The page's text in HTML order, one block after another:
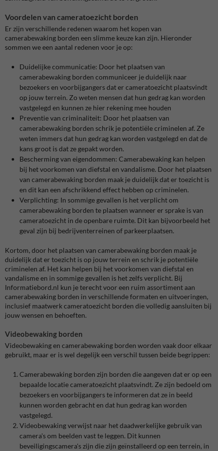
Voordelen van cameratoezicht borden
Er zijn verschillende redenen waarom het kopen van
camerabewaking borden een slimme keuze kan zijn. Hieronder
sommen we een aantal redenen voor je op:
Duidelijke communicatie: Door het plaatsen van
camerabewaking borden communiceer je duidelijk naar
bezoekers en voorbijgangers dat er cameratoezicht plaatsvindt
op jouw terrein. Zo weten mensen dat hun gedrag kan worden
vastgelegd en kunnen ze hier rekening mee houden
Preventie van criminaliteit: Door het plaatsen van
camerabewaking borden schrik je potentiële criminelen af. Ze
weten immers dat hun gedrag kan worden vastgelegd en dat de
kans groot is dat ze gepakt worden.
Bescherming van eigendommen: Camerabewaking kan helpen
bij het voorkomen van diefstal en vandalisme. Door het plaatsen
van camerabewaking borden maak je duidelijk dat er toezicht is
en dit kan een afschrikkend effect hebben op criminelen.
Verplichting: In sommige gevallen is het verplicht om
camerabewaking borden te plaatsen wanneer er sprake is van
cameratoezicht in de openbare ruimte. Dit kan bijvoorbeeld het
geval zijn bij bedrijventerreinen of parkeerplaatsen.
Kortom, door het plaatsen van camerabewaking borden maak je
duidelijk dat er toezicht is op jouw terrein en schrik je potentiële
criminelen af. Het kan helpen bij het voorkomen van diefstal en
vandalisme en in sommige gevallen is het zelfs verplicht. Bij
Informatiebord.nl kun je terecht voor een ruim assortiment aan
camerabewaking borden in verschillende formaten en uitvoeringen,
inclusief maatwerk cameratoezicht borden die volledig aansluiten bij
jouw wensen en behoeften.
Videobewaking borden
Videobewaking en camerabewaking borden worden vaak door elkaar
gebruikt, maar er is wel degelijk een verschil tussen beide begrippen:
Camerabewaking borden zijn borden die aangeven dat er op een
bepaalde locatie cameratoezicht plaatsvindt. Ze zijn bedoeld om
bezoekers en voorbijgangers te informeren dat ze in beeld
kunnen worden gebracht en dat hun gedrag kan worden
vastgelegd.
Videobewaking verwijst naar het daadwerkelijke gebruik van
camera's om beelden vast te leggen. Dit kunnen
beveiligingscamera's zijn die zijn geïnstalleerd op een terrein, in